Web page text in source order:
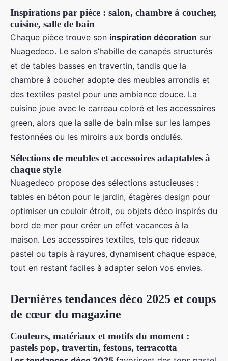
Inspirations par pièce : salon, chambre à coucher,
cuisine, salle de bain
Chaque pièce trouve son inspiration décoration sur
Nuagedeco. Le salon s’habille de canapés structurés
et de tables basses en travertin, tandis que la
chambre à coucher adopte des meubles arrondis et
des textiles pastel pour une ambiance douce. La
cuisine joue avec le carreau coloré et les accessoires
green, alors que la salle de bain mise sur les lampes
festonnées ou les miroirs aux bords ondulés.
Sélections de meubles et accessoires adaptables à
chaque style
Nuagedeco propose des sélections astucieuses :
tables en béton pour le jardin, étagères design pour
optimiser un couloir étroit, ou objets déco inspirés du
bord de mer pour créer un effet vacances à la
maison. Les accessoires textiles, tels que rideaux
pastel ou tapis à rayures, dynamisent chaque espace,
tout en restant faciles à adapter selon vos envies.
Dernières tendances déco 2025 et coups
de cœur du magazine
Couleurs, matériaux et motifs du moment :
pastels pop, travertin, festons, terracotta